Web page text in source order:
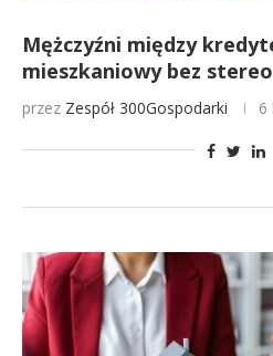
Mężczyźni między
mieszkaniowy bez
przez Zespół 300Gospodarki 6